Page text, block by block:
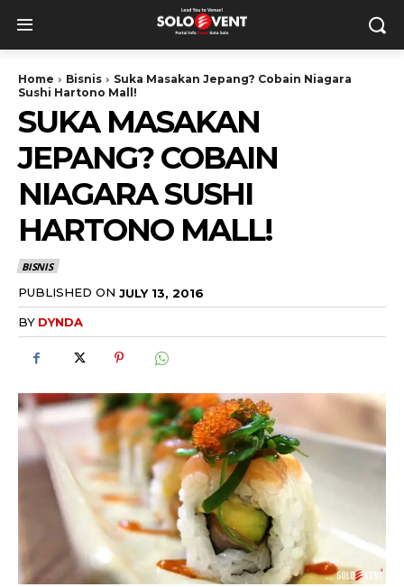
Home Bisnis
Suka Masakan Jepang? Cobain Niagara
Sushi Hartono Mall!
SUKA MASAKAN
JEPANG? COBAIN
NIAGARA SUSHI
HARTONO MALL!
BISNIS
PUBLISHED ON JULY 13, 2016
BY DYNDA